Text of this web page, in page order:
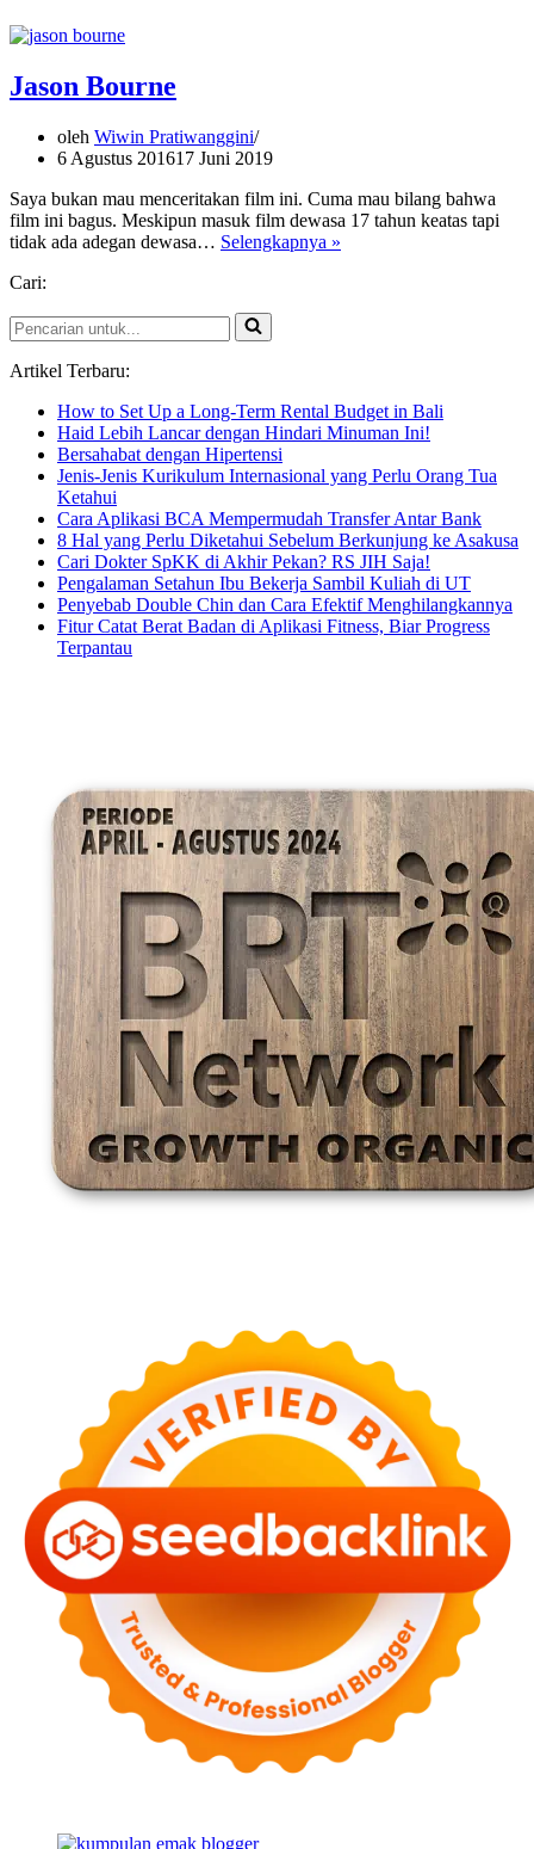
Jason Bourne
oleh Wiwin Pratiwanggini
6 Agustus 201617 Juni 2019
Saya bukan mau menceritakan film ini. Cuma mau bilang bahwa
film ini bagus. Meskipun masuk film dewasa 17 tahun keatas tapi
tidak ada adegan dewasa… Selengkapnya »
Cari:
Pencarian
untuk...
Artikel Terbaru:
How to Set Up a Long-Term Rental Budget in Bali
Haid Lebih Lancar dengan Hindari Minuman Ini!
Bersahabat dengan Hipertensi
Jenis-Jenis Kurikulum Internasional yang Perlu Orang Tua
Ketahui
Cara Aplikasi BCA Mempermudah Transfer Antar Bank
8 Hal yang Perlu Diketahui Sebelum Berkunjung ke Asakusa
Cari Dokter SpKK di Akhir Pekan? RS JIH Saja!
Pengalaman Setahun Ibu Bekerja Sambil Kuliah di UT
Penyebab Double Chin dan Cara Efektif Menghilangkannya
Fitur Catat Berat Badan di Aplikasi Fitness, Biar Progress
Terpantau